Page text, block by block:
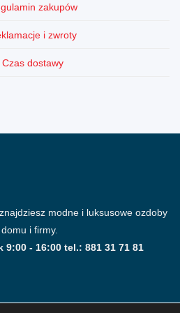
zakupów
i zwroty
Czas dostawy
modne i luksusowe ozdoby
i firmy.
9:00 - 16:00 tel.: 881 31 71 81